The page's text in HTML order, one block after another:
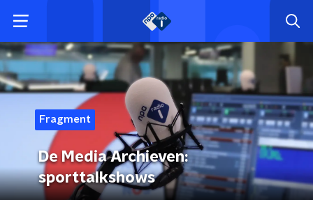
Fragment
De Media Archieven:
sporttalkshows